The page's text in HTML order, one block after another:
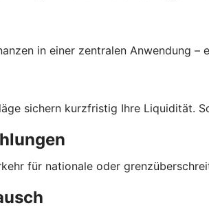
in einer zentralen Anwendung –
sichern kurzfristig Ihre Liquidität.
für nationale oder